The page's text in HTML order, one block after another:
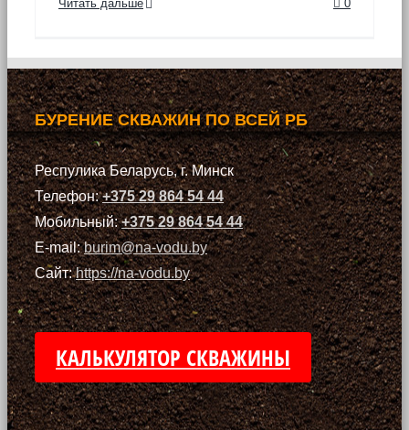
Читать дальше 0
БУРЕНИЕ СКВАЖИН ПО ВСЕЙ РБ
Респулика Беларусь, г. Минск
Телефон:+375 29 864 54 44
Мобильный:+375 29 864 54 44
E-mail:burim@na-vodu.by
Сайт:https://na-vodu.by
КАЛЬКУЛЯТОР СКВАЖИНЫ